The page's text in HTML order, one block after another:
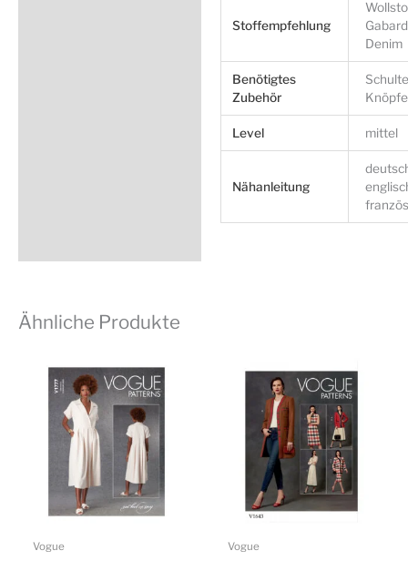
Stoffempfehlung
Denim
Benötigtes
Zubehör
Knöpfe
Level mittel
Nähanleitung
Ähnliche Produkte
Vogue Vogue